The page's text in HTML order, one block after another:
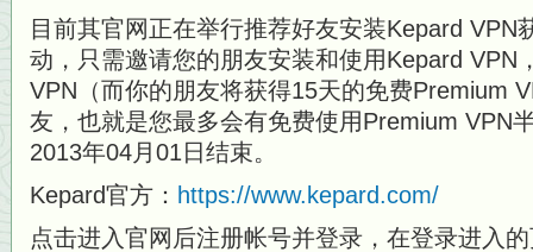
目前其官网正在举行推荐好友安装Kepard VPN
动，只需邀请您的朋友安装和使用Kepard VPN
VPN（而你的朋友将获得15天的免费Premium
友，也就是您最多会有免费使用Premium VPN
2013年04月01日结束。
Kepard官方： https://www.kepard.com/
点击进入官网后注册帐号并登录，在登录进入